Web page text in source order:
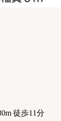
徒歩11分